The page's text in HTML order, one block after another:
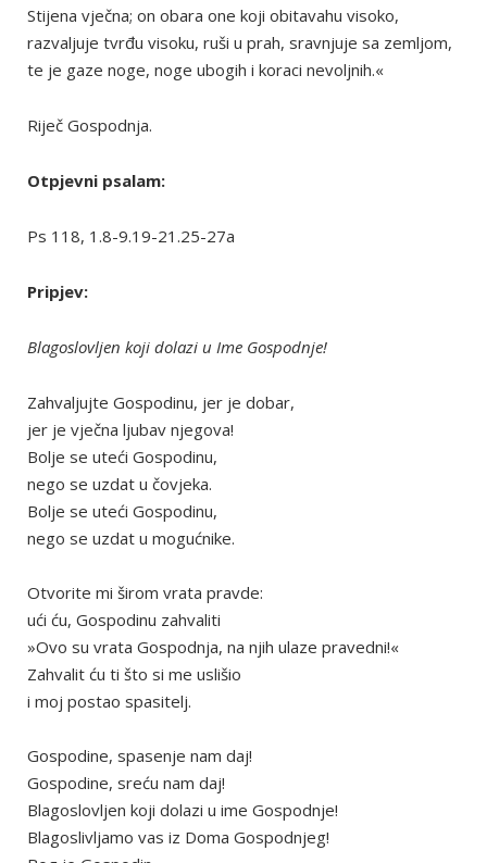
Stijena vječna; on obara one koji obitavahu visoko,
razvaljuje tvrđu visoku, ruši u prah, sravnjuje sa zemljom,
te je gaze noge, noge ubogih i koraci nevoljnih.«
Riječ Gospodnja.
Otpjevni psalam:
Ps 118, 1.8-9.19-21.25-27a
Pripjev:
Blagoslovljen koji dolazi u Ime Gospodnje!
Zahvaljujte Gospodinu, jer je dobar,
jer je vječna ljubav njegova!
Bolje se uteći Gospodinu,
nego se uzdat u čovjeka.
Bolje se uteći Gospodinu,
nego se uzdat u mogućnike.
Otvorite mi širom vrata pravde:
ući ću, Gospodinu zahvaliti
»Ovo su vrata Gospodnja, na njih ulaze pravedni!«
Zahvalit ću ti što si me uslišio
i moj postao spasitelj.
Gospodine, spasenje nam daj!
Gospodine, sreću nam daj!
Blagoslovljen koji dolazi u ime Gospodnje!
Blagoslivljamo vas iz Doma Gospodnjeg!